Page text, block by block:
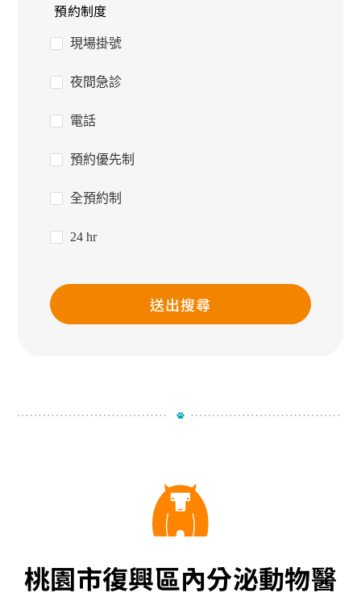
預約制度
現場掛號
夜間急診
電話
預約優先制
全預約制
24 hr
送出搜尋
桃園市復興區內分泌動物醫